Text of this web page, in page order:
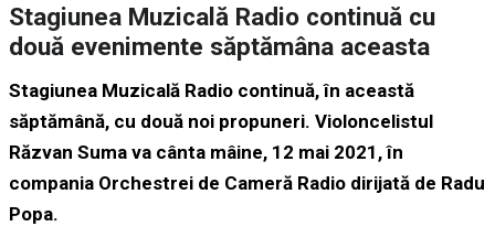
Stagiunea Muzicală Radio continuă cu
două evenimente săptămâna aceasta
Stagiunea Muzicală Radio continuă, în această
săptămână, cu două noi propuneri. Violoncelistul
Răzvan Suma va cânta mâine, 12 mai 2021, în
compania Orchestrei de Cameră Radio dirijată de Radu
Popa.